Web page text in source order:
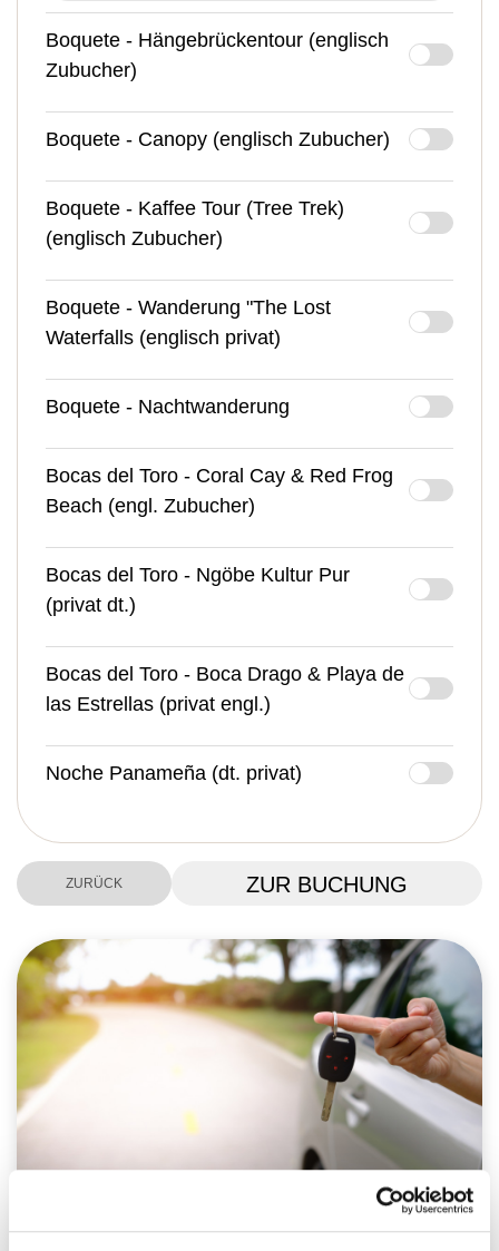
Boquete - Hängebrückentour (englisch
Zubucher)
Boquete - Canopy (englisch Zubucher)
Boquete - Kaffee Tour (Tree Trek)
(englisch Zubucher)
Boquete - Wanderung "The Lost
Waterfalls (englisch privat)
Boquete - Nachtwanderung
Bocas del Toro - Coral Cay & Red Frog
Beach (engl. Zubucher)
Bocas del Toro - Ngöbe Kultur Pur
(privat dt.)
Bocas del Toro - Boca Drago & Playa de
las Estrellas (privat engl.)
Noche Panameña (dt. privat)
ZURÜCK ZUR BUCHUNG